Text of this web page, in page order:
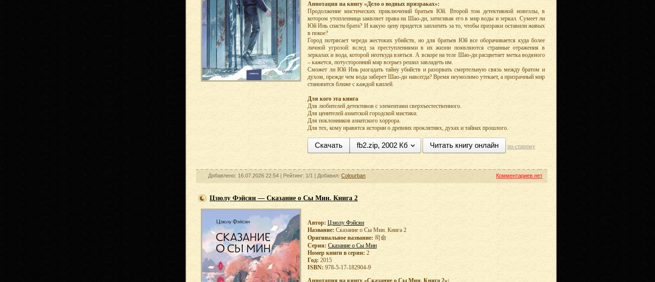
Аннотация на книгу «Дело о водных призраках»:
Продолжение мистических приключений братьев Юй. Второй том детективной новеллы, в
котором утопленница заявляет права на Шао-ди, затягивая его в мир воды и зеркал. Сумеет ли
Юй Инь спасти брата? И какую цену придется заплатить за то, чтобы призраки оставили живых
в покое?
Город потрясает череда жестоких убийств, но для братьев Юй все оборачивается куда более
личной угрозой: вслед за преступлениями в их жизни появляются странные отражения в
зеркалах и вода, которой неоткуда взяться. А вскоре на теле Шао-ди расцветает метка водяного
– кажется, потусторонний мир всерьез решил завладеть им.
Сможет ли Юй Инь разгадать тайну убийств и разорвать смертельную связь между братом и
духом, прежде чем вода заберет Шао-ди навсегда? Время неумолимо утекает, а призрачный мир
становится ближе с каждой каплей.
Для кого эта книга
Для любителей детективов с элементами сверхъестественного.
Для ценителей азиатской городской мистики.
Для поклонников азиатского хоррора.
Для тех, кому нравятся истории о древних проклятиях, духах и тайнах прошлого.
Скачать fb2.zip, 2002 Кб Читать книгу онлайн по-старому
Добавлено: 16.07.2026 22:54 | Рейтинг: 1/1 | Добавил: Colourban Комментариев нет
Цзюлу Фэйсян — Сказание о Сы Мин. Книга 2
Автор: Цзюлу Фэйсян
Название: Сказание о Сы Мин. Книга 2
Оригинальное название: 司命
Серия: Сказание о Сы Мин
Номер книги в серии: 2
Год: 2015
ISBN: 978-5-17-182904-9
Аннотация на книгу «Сказание о Сы Мин. Книга 2»: